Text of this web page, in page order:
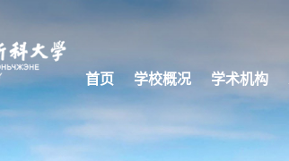
首页 学校概况 学术机构